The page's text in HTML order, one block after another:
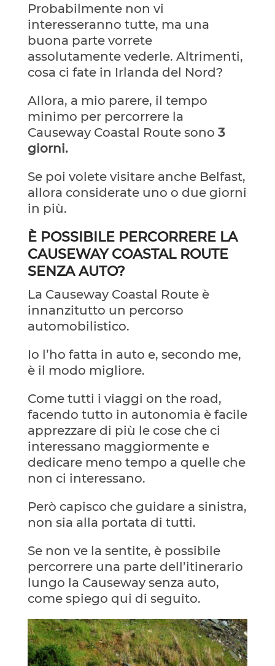
Probabilmente non vi
interesseranno tutte, ma una
buona parte vorrete
assolutamente vederle. Altrimenti,
cosa ci fate in Irlanda del Nord?
Allora, a mio parere, il tempo
minimo per percorrere la
Causeway Coastal Route sono 3
giorni.
Se poi volete visitare anche Belfast,
allora considerate uno o due giorni
in più.
È POSSIBILE PERCORRERE LA
CAUSEWAY COASTAL ROUTE
SENZA AUTO?
La Causeway Coastal Route è
innanzitutto un percorso
automobilistico.
Io l’ho fatta in auto e, secondo me,
è il modo migliore.
Come tutti i viaggi on the road,
facendo tutto in autonomia è facile
apprezzare di più le cose che ci
interessano maggiormente e
dedicare meno tempo a quelle che
non ci interessano.
Però capisco che guidare a sinistra,
non sia alla portata di tutti.
Se non ve la sentite, è possibile
percorrere una parte dell’itinerario
lungo la Causeway senza auto,
come spiego qui di seguito.